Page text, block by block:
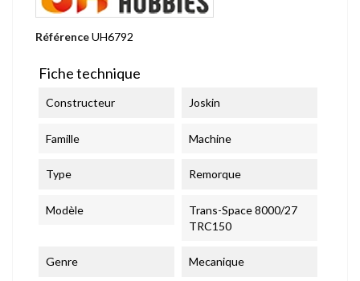
RéférenceUH6792
Fiche technique
Constructeur Joskin
Famille Machine
Type Remorque
Modèle
Trans-Space 8000/27
TRC150
Genre Mecanique